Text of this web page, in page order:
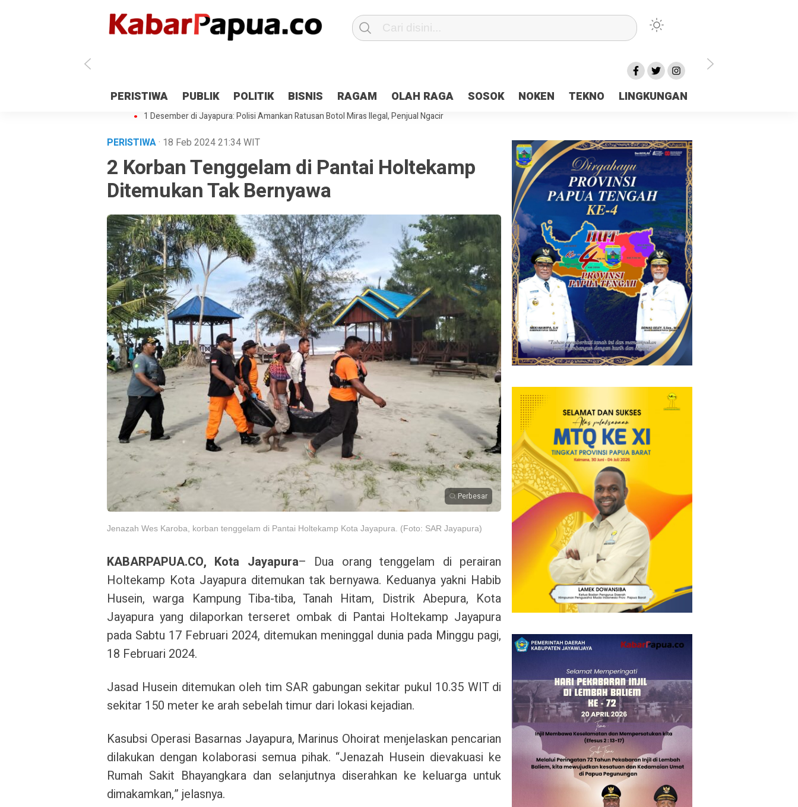
PERISTIWA PUBLIK POLITIK BISNIS RAGAM OLAH RAGA SOSOK NOKEN TEKNO LINGKUNGAN
Antisipasi 1 Desember, TNI Polri Patroli 2×24 jam di Kota Jayapura
Pesan Sejuk Polri di Deklarasi Pemilu Ceria Tanah Papua
Gedung Perpustakaan SMPN 5 Sentani Terbakar
Hibah Pilkada Jayapura Cair 10 Persen, Deposit Kas Daerah Rp23 Miliar Disorot
1 Desember di Jayapura: Polisi Amankan Ratusan Botol Miras Ilegal, Penjual Ngacir
PERISTIWA· 18 Feb 202421:34WIT
2 Korban Tenggelam di Pantai Holtekamp
Ditemukan Tak Bernyawa
Perbesar
Jenazah Wes Karoba, korban tenggelam di Pantai Holtekamp Kota Jayapura. (Foto: SAR Jayapura)
KABARPAPUA.CO, Kota Jayapura– Dua orang tenggelam di perairan
Holtekamp Kota Jayapura ditemukan tak bernyawa. Keduanya yakni Habib
Husein, warga Kampung Tiba-tiba, Tanah Hitam, Distrik Abepura, Kota
Jayapura yang dilaporkan terseret ombak di Pantai Holtekamp Jayapura
pada Sabtu 17 Februari 2024, ditemukan meninggal dunia pada Minggu pagi,
18 Februari 2024.
Jasad Husein ditemukan oleh tim SAR gabungan sekitar pukul 10.35 WIT di
sekitar 150 meter ke arah sebelah timur dari lokasi kejadian.
Kasubsi Operasi Basarnas Jayapura, Marinus Ohoirat menjelaskan pencarian
dilakukan dengan kolaborasi semua pihak. “Jenazah Husein dievakuasi ke
Rumah Sakit Bhayangkara dan selanjutnya diserahkan ke keluarga untuk
dimakamkan,” jelasnya.